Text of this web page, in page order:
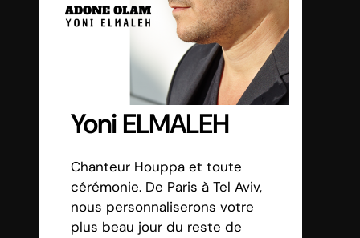
Yoni ELMALEH
Chanteur Houppa et toute
cérémonie. De Paris à Tel Aviv,
nous personnaliserons votre
plus beau jour du reste de